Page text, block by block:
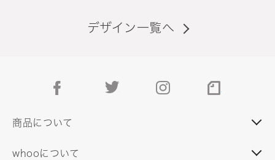
デザイン一覧へ
facebook instagram
商品について
whooについて